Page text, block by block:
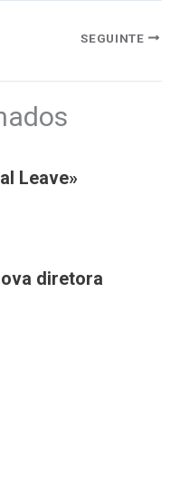
SEGUINTE
Leave»
diretora